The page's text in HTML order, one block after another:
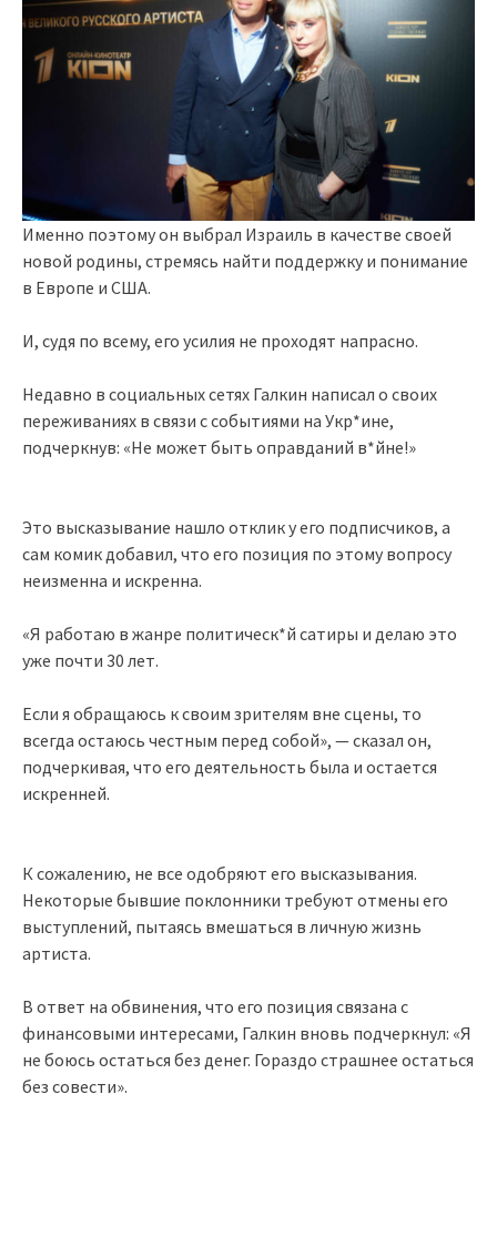
Именно поэтому он выбрал Израиль в качестве своей
новой родины, стремясь найти поддержку и понимание
в Европе и США.
И, судя по всему, его усилия не проходят напрасно.
Недавно в социальных сетях Галкин написал о своих
переживаниях в связи с событиями на Укр*ине,
подчеркнув: «Не может быть оправданий в*йне!»
Это высказывание нашло отклик у его подписчиков, а
сам комик добавил, что его позиция по этому вопросу
неизменна и искренна.
«Я работаю в жанре политическ*й сатиры и делаю это
уже почти 30 лет.
Если я обращаюсь к своим зрителям вне сцены, то
всегда остаюсь честным перед собой», — сказал он,
подчеркивая, что его деятельность была и остается
искренней.
К сожалению, не все одобряют его высказывания.
Некоторые бывшие поклонники требуют отмены его
выступлений, пытаясь вмешаться в личную жизнь
артиста.
В ответ на обвинения, что его позиция связана с
финансовыми интересами, Галкин вновь подчеркнул: «Я
не боюсь остаться без денег. Гораздо страшнее остаться
без совести».